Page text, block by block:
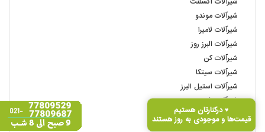
شیرآلات موندو
شیرآلات لامیرا
شیرآلات البرز روز
شیرآلات کن
شیرآلات سیتکا
شیرآلات استیل البرز
شیرآلات شودر
شیرآلات مسترپلاس
شیرآلات میکس
درکنارتان هستیم ♥
قیمت‌ها و موجودی به‌ روز هستند